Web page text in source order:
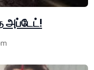
அப்டேட்!